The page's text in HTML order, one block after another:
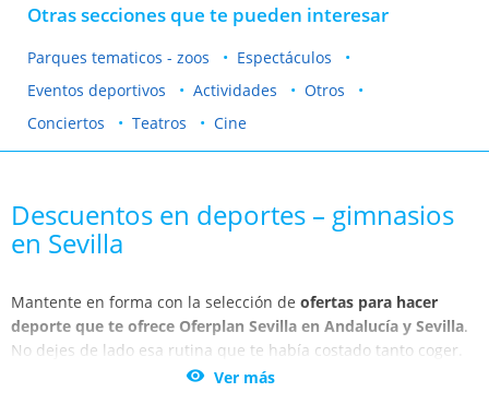
Otras secciones que te pueden interesar
Parques tematicos - zoos
Espectáculos
Eventos deportivos
Actividades
Otros
Conciertos
Teatros Cine
Descuentos en deportes – gimnasios
en Sevilla
Mantente en forma con la selección de ofertas para hacer
deporte que te ofrece Oferplan Sevilla en Andalucía y Sevilla.
No dejes de lado esa rutina que te había costado tanto coger.
El deporte es más apetecible y económico gracias a los
 Ver más